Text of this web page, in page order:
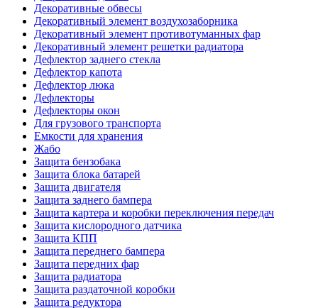
Декоративные обвесы
Декоративный элемент воздухозаборника
Декоративный элемент противотуманных фар
Декоративный элемент решетки радиатора
Дефлектор заднего стекла
Дефлектор капота
Дефлектор люка
Дефлекторы
Дефлекторы окон
Для грузового транспорта
Емкости для хранения
Жабо
Защита бензобака
Защита блока батарей
Защита двигателя
Защита заднего бампера
Защита картера и коробки переключения передач
Защита кислородного датчика
Защита КПП
Защита переднего бампера
Защита передних фар
Защита радиатора
Защита раздаточной коробки
Защита редуктора